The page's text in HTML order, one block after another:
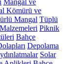
Mangal ve
Kömürü ve
Mangal Tüplü
Piknik
Bahçe
Depolama
Solar